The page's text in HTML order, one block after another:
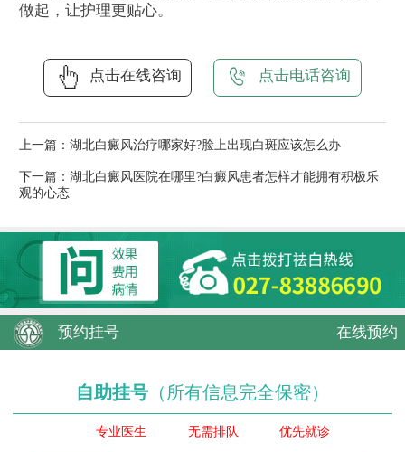
做起，让护理更贴心。
点击在线咨询 点击电话咨询
上一篇： 湖北白癜风治疗哪家好?脸上出现白斑应该怎么办
下一篇： 湖北白癜风医院在哪里?白癜风患者怎样才能拥有积极乐
观的心态
预约挂号 在线预约
自助挂号 （所有信息完全保密）
专业医生 无需排队 优先就诊